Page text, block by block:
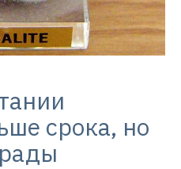
срока, но